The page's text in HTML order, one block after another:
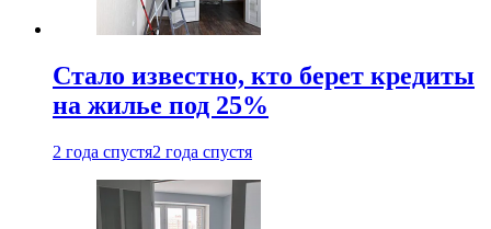
Стало известно, кто берет кредиты
на жилье под 25%
2 года спустя2 года спустя